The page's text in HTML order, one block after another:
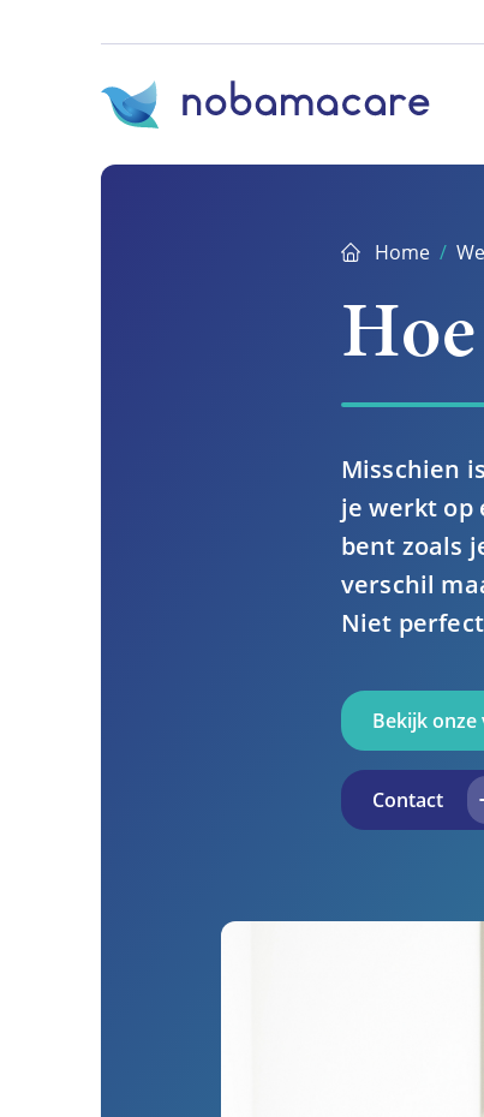
Home
Misschien
je werkt op
bent zoals
verschil
Niet
Bekijk onze
Contact